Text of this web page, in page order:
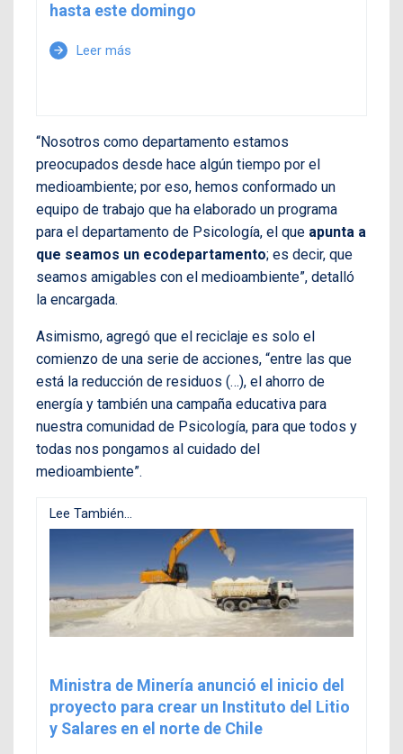
hasta este domingo
arrow_forward Leer más
“Nosotros como departamento estamos
preocupados desde hace algún tiempo por el
medioambiente; por eso, hemos conformado un
equipo de trabajo que ha elaborado un programa
para el departamento de Psicología, el que apunta a
que seamos un ecodepartamento; es decir, que
seamos amigables con el medioambiente”, detalló
la encargada.
Asimismo, agregó que el reciclaje es solo el
comienzo de una serie de acciones, “entre las que
está la reducción de residuos (…), el ahorro de
energía y también una campaña educativa para
nuestra comunidad de Psicología, para que todos y
todas nos pongamos al cuidado del
medioambiente”.
Lee También...
Ministra de Minería anunció el inicio del
proyecto para crear un Instituto del Litio
y Salares en el norte de Chile